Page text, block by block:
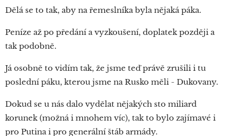
Dělá se to tak, aby na řemeslníka byla nějaká páka.
Peníze až po předání a vyzkoušení, doplatek později a
tak podobně.
Já osobně to vidím tak, že jsme teď právě zrušili i tu
poslední páku, kterou jsme na Rusko měli - Dukovany.
Dokud se u nás dalo vydělat nějakých sto miliard
korunek (možná i mnohem víc), tak to bylo zajímavé i
pro Putina i pro generální štáb armády.